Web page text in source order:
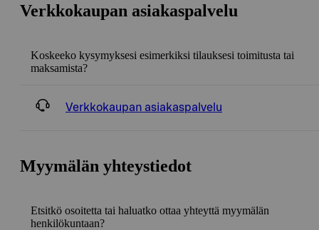
Verkkokaupan asiakaspalvelu
Koskeeko kysymyksesi esimerkiksi tilauksesi toimitusta tai
maksamista?
Verkkokaupan asiakaspalvelu
Myymälän yhteystiedot
Etsitkö osoitetta tai haluatko ottaa yhteyttä myymälän
henkilökuntaan?